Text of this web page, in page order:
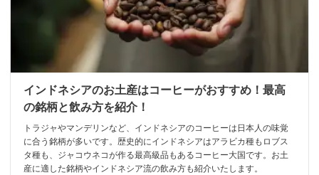
インドネシアのお土産はコーヒーがおすすめ！最高
の銘柄と飲み方を紹介！
トラジャやマンデリンなど、インドネシアのコーヒーは日本人の味覚
に合う銘柄が多いです。歴史的にインドネシアはアラビカ種もロブス
タ種も、ジャコウネコが作る最高級品もあるコーヒー大国です。お土
産に適した銘柄やインドネシア流の飲み方も紹介いたします。